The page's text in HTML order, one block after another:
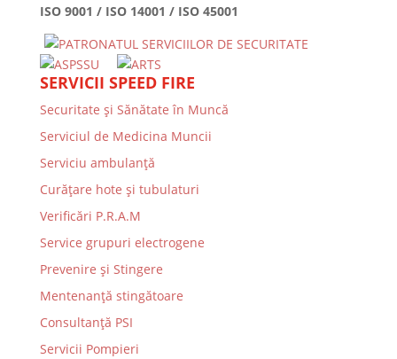
ISO 9001 / ISO 14001 / ISO 45001
SERVICII SPEED FIRE
Securitate și Sănătate în Muncă
Serviciul de Medicina Muncii
Serviciu ambulanță
Curățare hote și tubulaturi
Verificări P.R.A.M
Service grupuri electrogene
Prevenire şi Stingere
Mentenanţă stingătoare
Consultanţă PSI
Servicii Pompieri